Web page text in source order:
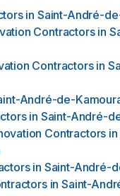
in Saint-André-
Contractors in
Contractors in
André-de-
in Saint-André-
Contractors in
in Saint-André-
in Saint-